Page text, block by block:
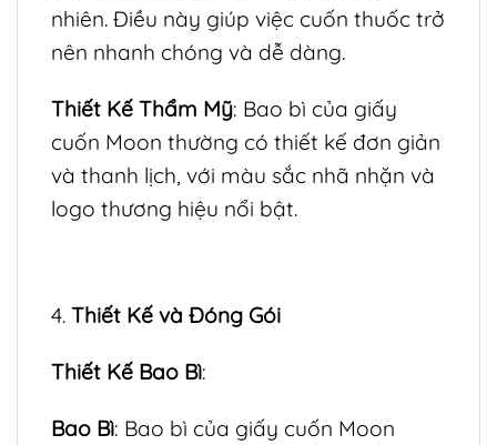
nhiên. Điều này giúp việc cuốn thuốc trở
nên nhanh chóng và dễ dàng.
Thiết Kế Thẩm Mỹ: Bao bì của giấy
cuốn Moon thường có thiết kế đơn giản
và thanh lịch, với màu sắc nhã nhặn và
logo thương hiệu nổi bật.
4. Thiết Kế và Đóng Gói
Thiết Kế Bao Bì:
Bao Bì: Bao bì của giấy cuốn Moon